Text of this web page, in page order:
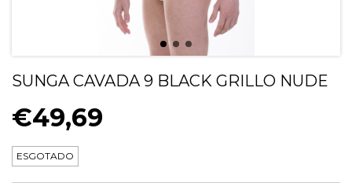
SUNGA CAVADA 9 BLACK GRILLO NUDE
€49,69
ESGOTADO